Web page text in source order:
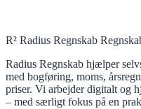
R² Radius Regnskab
Radius Regnskab hjælper
med bogføring, moms,
priser. Vi arbejder digitalt og
– med særligt fokus på en